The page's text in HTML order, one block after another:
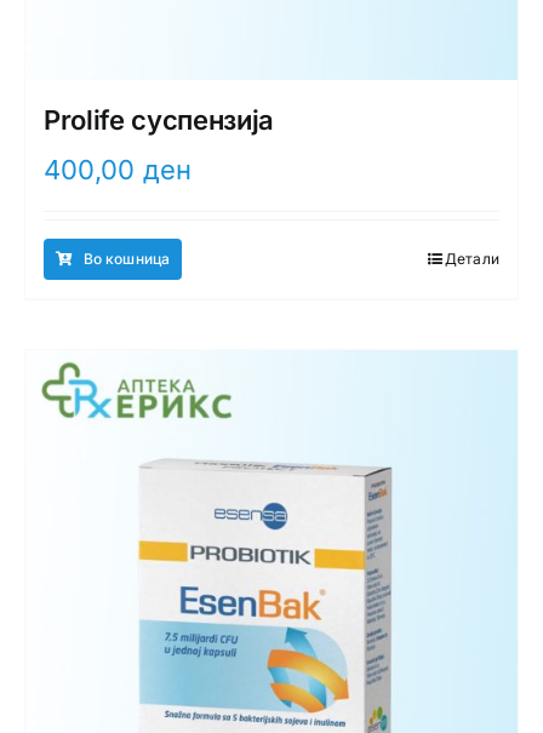
Prolife суспензија
400,00 ден
Во кошница Детали